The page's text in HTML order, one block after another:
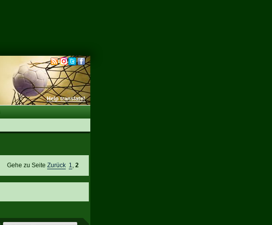
Help translate!
Gehe zu SeiteZurück 1 ,2